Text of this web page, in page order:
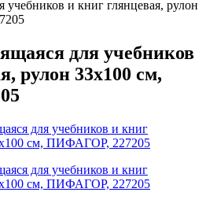
учебников и книг глянцевая, рулон
для учебников
рулон 33х100 см,